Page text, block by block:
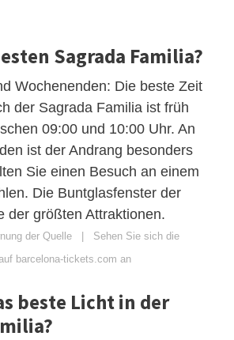
Sagrada Familia?
Wochenenden: Die beste Zeit
der Sagrada Familia ist früh
09:00 und 10:00 Uhr. An
ist der Andrang besonders
Sie einen Besuch an einem
Die Buntglasfenster der
der größten Attraktionen.
der Quelle
Sehen Sie sich die
barcelona-tickets.com an
beste Licht in der